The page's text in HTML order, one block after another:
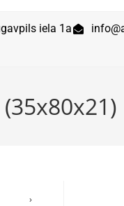
iela 1a
(35x80x21)
›